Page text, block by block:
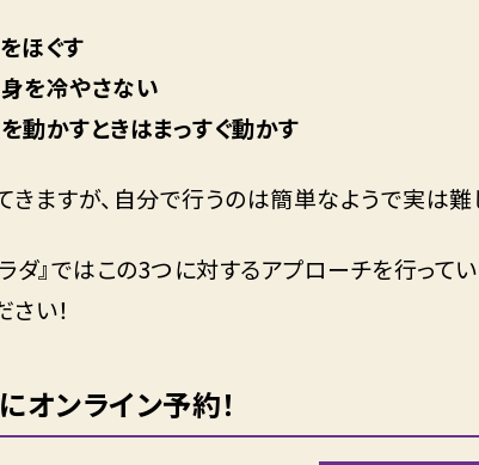
ほぐす
を冷やさない
動かすときはまっすぐ動かす
きますが、自分で行うのは簡単なようで実は難
ラダ』ではこの3つに対するアプローチを行っ
さい！
オンライン予約！